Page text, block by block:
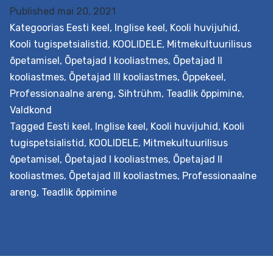
Eesmärk Paketi eesmärk on tutvustada õpilaste
kultuuritausta kaasamise vajalikkust õppeprotsessis.
Lisaks selgitada, kuidas õpilaste kultuuri peaks
õpikeskkonna kujundamisel arvesse võtma ning
tööviise ja meetodeid ainetundides kultuuritundliku
õpetamise põhimõtetest lähtuvalt kasutama.
õpetajad kannavad uued teadmised jooksvalt
praktikasse oma töökavade koostamise, muutmise ja
täiendamise näol. Pakett arendab mitmekülgselt
õpetajate kultuuritundliku õpetamise oskusi ja seeläbi
areneb…Continue readingKultuuritundlik
Published mai 20, 2021
Kategoorias Eesti keel, Inglise keel, Kooli huvijuhid,
Kooli tugispetsialistid, KOOLIDELE, Mitmekultuurilisus
õpetamisel, Õpetajad I kooliastmes, Õpetajad II
kooliastmes, Õpetajad III kooliastmes, Õppekeel,
Professionaalne areng, Sihtrühm, Teadlik õppimine,
Valdkond
Tagged Eesti keel, Inglise keel, Kooli huvijuhid, Kooli
tugispetsialistid, KOOLIDELE, Mitmekultuurilisus
õpetamisel, Õpetajad I kooliastmes, Õpetajad II
kooliastmes, Õpetajad III kooliastmes, Professionaalne
areng, Teadlik õppimine